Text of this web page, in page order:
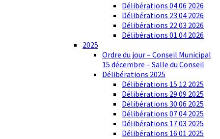
Délibérations 04 06 2026
Délibérations 23 04 2026
Délibérations 22 03 2026
Délibérations 01 04 2026
2025
Ordre du jour – Conseil Municipal
15 décembre – Salle du Conseil
Délibérations 2025
Délibérations 15 12 2025
Délibérations 29 09 2025
Délibérations 30 06 2025
Délibérations 07 04 2025
Délibérations 17 03 2025
Délibérations 16 01 2025